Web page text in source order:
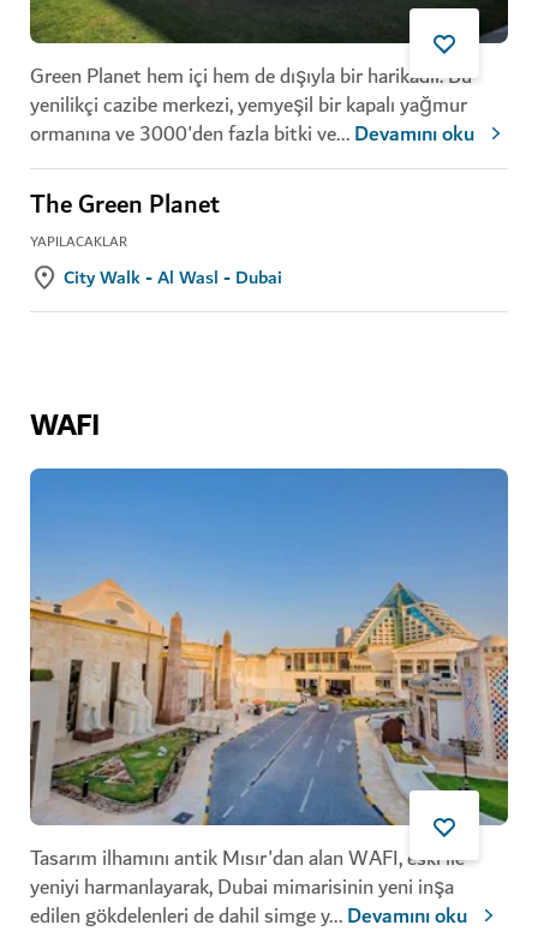
Green Planet hem içi hem de dışıyla bir harikadır. Bu
yenilikçi cazibe merkezi, yemyeşil bir kapalı yağmur
ormanına ve 3000'den fazla bitki ve...Devamını oku
The Green Planet
YAPILACAKLAR
City Walk - Al Wasl - Dubai
WAFI
Tasarım ilhamını antik Mısır'dan alan WAFI, eski ile
yeniyi harmanlayarak, Dubai mimarisinin yeni inşa
edilen gökdelenleri de dahil simge y...Devamını oku